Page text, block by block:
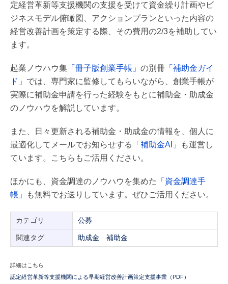
定経営革新等支援機関の支援を受けて資金繰り計画やビ
ジネスモデル俯瞰図、アクションプランといった内容の
経営改善計画を策定する際、その費用の2/3を補助してい
ます。
起業ノウハウ集 「冊子版創業手帳」 の別冊 「補助金ガイ
ド」 では、専門家に監修してもらいながら、創業手帳が
実際に補助金申請を行った経験をもとに補助金・助成金
のノウハウを解説しています。
また、日々更新される補助金・助成金の情報を、個人に
最適化してメールでお知らせする
「補助金AI」
も運営し
ています。こちらもご活用ください。
ほかにも、資金調達のノウハウを集めた
「資金調達手
帳」
も無料でお送りしています。ぜひご活用ください。
カテゴリ 公募
関連タグ 助成金 補助金
詳細はこちら
認定経営革新等支援機関による早期経営改善計画策定支援事業（PDF）